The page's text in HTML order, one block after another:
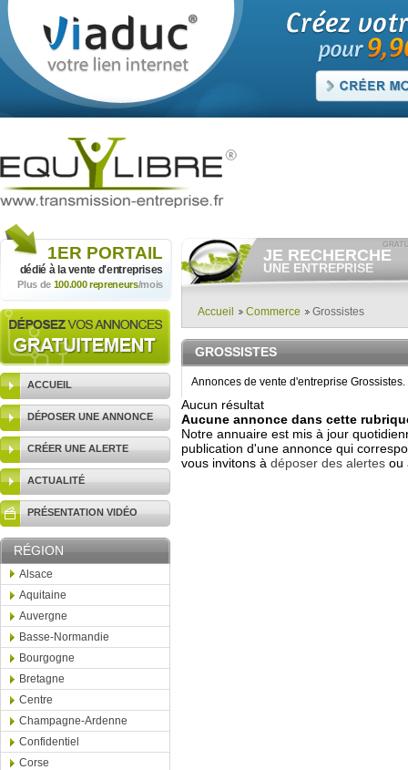
1ER PORTAIL
dédié à la vente d'entreprises
Plus de 100.000 repreneurs/mois
ACCUEIL
DÉPOSER UNE ANNONCE
CRÉER UNE ALERTE
ACTUALITÉ
PRÉSENTATION VIDÉO
RÉGION
Alsace
Aquitaine
Auvergne
Basse-Normandie
Bourgogne
Bretagne
Centre
Champagne-Ardenne
Confidentiel
Corse
JE RECHERCHE
UNE ENTREPRISE
Consulter gratuitementles
vendre.
Et/ou déposergratuitement
votre recherche d'entreprise.
ANNONCE
Accueil Commerce Grossistes
GROSSISTES
Annonces de vente d'entreprise
Aucun résultat
Aucune annonce dans cette
Notre annuaire est mis à jour
publication d'une annonce qui
vous invitons à déposer des alertes ou